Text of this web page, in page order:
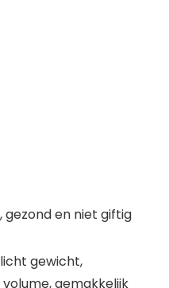
gezond en niet giftig
gewicht,
gemakkelijk